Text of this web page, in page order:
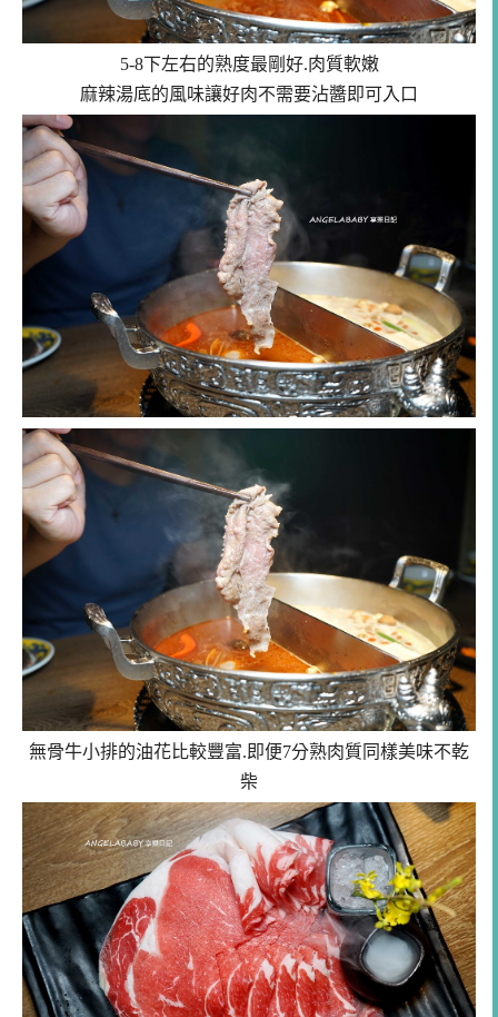
5-8下左右的熟度最剛好.肉質軟嫩
麻辣湯底的風味讓好肉不需要沾醬即可入口
無骨牛小排的油花比較豐富.即便7分熟肉質同樣美味不乾
柴